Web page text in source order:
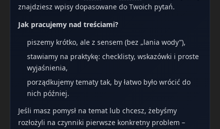
znajdziesz wpisy dopasowane do Twoich pytań.
Jak pracujemy nad treściami?
piszemy krótko, ale z sensem (bez „lania wody”),
stawiamy na praktykę: checklisty, wskazówki i proste
wyjaśnienia,
porządkujemy tematy tak, by łatwo było wrócić do
nich później.
Jeśli masz pomysł na temat lub chcesz, żebyśmy
rozłożyli na czynniki pierwsze konkretny problem –